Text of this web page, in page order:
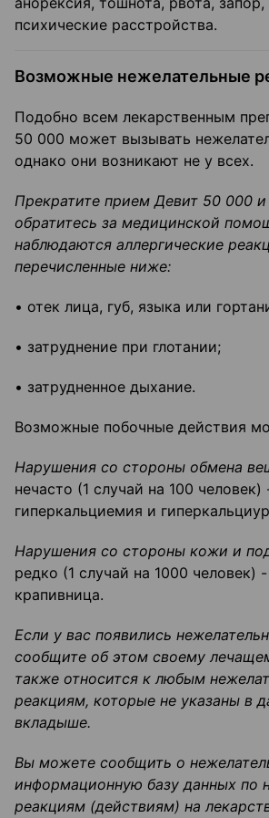
психические расстройства.
Возможные нежелательные
Подобно всем лекарственным
50 000 может вызывать
однако они возникают не у всех.
Прекратите прием Девит 50 000
обратитесь за медицинской
наблюдаются аллергические
перечисленные ниже:
• отек лица, губ, языка или
• затруднение при глотании;
• затрудненное дыхание.
Возможные побочные действия
Нарушения со стороны обмена
нечасто (1 случай на 100 человек)
гиперкальциемия и
Нарушения со стороны кожи и
редко (1 случай на 1000 человек)
крапивница.
Если у вас появились
сообщите об этом своему
также относится к любым
реакциям, которые не указаны в
вкладыше.
Вы можете сообщить о
информационную базу данных по
реакциям (действиям) на